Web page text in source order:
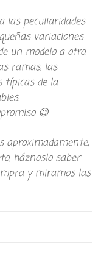
las peculiaridades
variaciones
un modelo a otro.
ramas, las
típicas de la
😉
aproximadamente,
háznoslo saber
y miramos las